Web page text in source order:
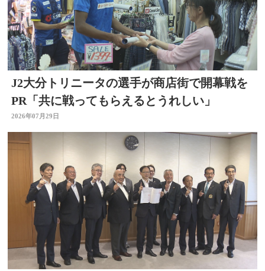
J2大分トリニータの選手が商店街で開幕戦を
PR「共に戦ってもらえるとうれしい」
2026年07月29日